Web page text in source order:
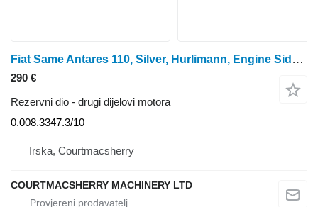
Fiat Same Antares 110, Silver, Hurlimann, Engine Side, Side Panel Rhs 0.008.3347.3/10
290 €
Rezervni dio - drugi dijelovi motora
0.008.3347.3/10
Irska, Courtmacsherry
COURTMACSHERRY MACHINERY LTD